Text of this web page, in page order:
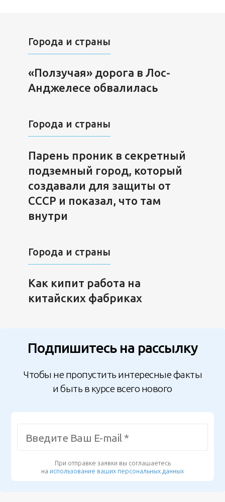
Города и страны
«Ползучая» дорога в Лос-
Анджелесе обвалилась
Города и страны
Парень проник в секретный
подземный город, который
создавали для защиты от
СССР и показал, что там
внутри
Города и страны
Как кипит работа на
китайских фабриках
Подпишитесь на рассылку
Чтобы не пропустить интересные факты
и быть в курсе всего нового
При отправке заявки вы соглашаетесь
на использование ваших персональных данных